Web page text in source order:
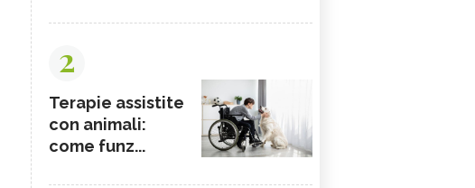
2
Terapie assistite
con animali:
come funz...